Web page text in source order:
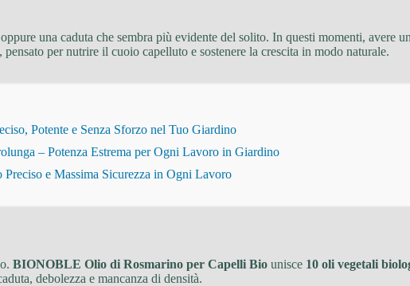
una caduta che sembra più evidente del solito. In questi momenti, avere
, pensato per nutrire il cuoio capelluto e sostenere la crescita in modo naturale.
Potente e Senza Sforzo nel Tuo Giardino
– Potenza Estrema per Ogni Lavoro in Giardino
e Massima Sicurezza in Ogni Lavoro
BIONOBLE Olio di Rosmarino per Capelli Bio unisce 10 oli vegetali
debolezza e mancanza di densità.